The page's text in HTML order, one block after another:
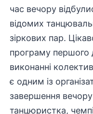
час вечору
відомих
зіркових пар.
програму першого
виконанні
є одним із
завершення
танцюристка,